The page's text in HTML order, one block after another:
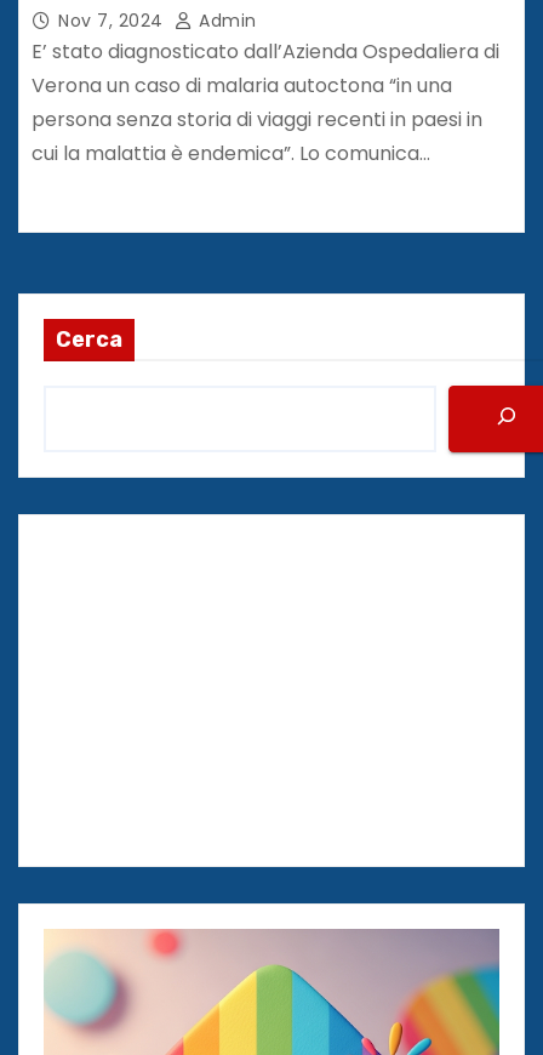
Nov 7, 2024 Admin
E’ stato diagnosticato dall’Azienda Ospedaliera di
Verona un caso di malaria autoctona “in una
persona senza storia di viaggi recenti in paesi in
cui la malattia è endemica”. Lo comunica…
Cerca